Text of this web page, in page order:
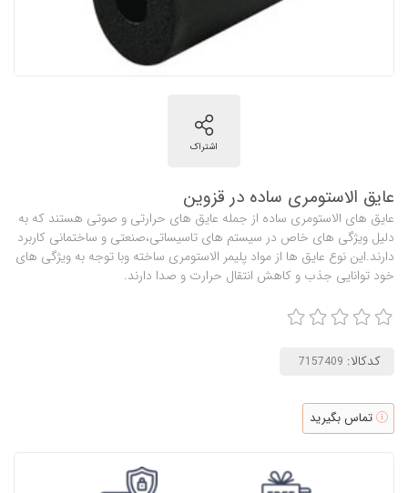
عایق الاستومری ساده در قزوین
عایق های الاستومری ساده از جمله عایق های حرارتی و صوتی هستند که به
دلیل ویژگی های خاص در سیستم های تاسیساتی،صنعتی و ساختمانی کاربرد
دارند.این نوع عایق ها از مواد پلیمر الاستومری ساخته وبا توجه به ویژگی های
خود توانایی جذب و کاهش انتقال حرارت و صدا دارند.
کدکالا:
تماس بگیرید